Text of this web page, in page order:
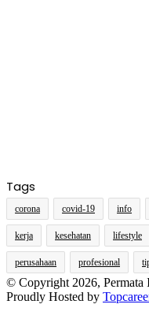
Tags
corona covid-19 info
kerja kesehatan lifestyle
perusahaan profesional
© Copyright 2026, Permata
Proudly Hosted by